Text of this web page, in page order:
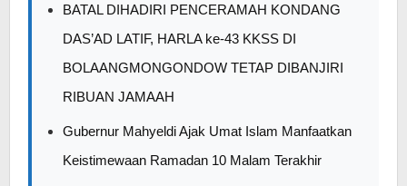
BATAL DIHADIRI PENCERAMAH KONDANG
DAS’AD LATIF, HARLA ke-43 KKSS DI
BOLAANGMONGONDOW TETAP DIBANJIRI
RIBUAN JAMAAH
Gubernur Mahyeldi Ajak Umat Islam Manfaatkan
Keistimewaan Ramadan 10 Malam Terakhir